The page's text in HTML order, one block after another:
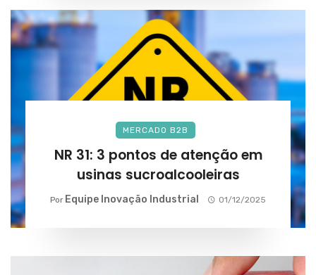
MERCADO B2B
NR 31: 3 pontos de atenção em
usinas sucroalcooleiras
Por Equipe Inovação Industrial 01/12/2025